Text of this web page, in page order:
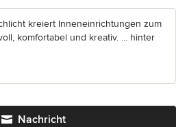
kreiert Inneneinrichtungen zum
komfortabel und kreativ. ... hinter
Nachricht